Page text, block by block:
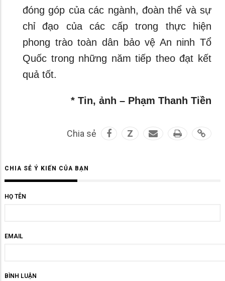
đóng góp của các ngành, đoàn thể và sự
chỉ đạo của các cấp trong thực hiện
phong trào toàn dân bảo vệ An ninh Tổ
Quốc trong những năm tiếp theo đạt kết
quả tốt.
* Tin, ảnh – Phạm Thanh Tiền
Chia sẻ Z
CHIA SẺ Ý KIẾN CỦA BẠN
HỌ TÊN
EMAIL
BÌNH LUẬN